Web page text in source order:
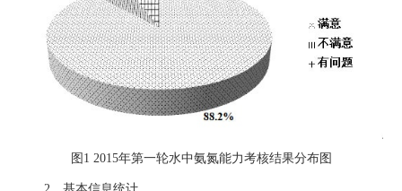
图1 2015年第一轮水中氨氮能力考核结果分布图